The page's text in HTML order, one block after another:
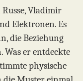
Vladimir
Elektronen. Es
die Beziehung
Was er entdeckte
physische